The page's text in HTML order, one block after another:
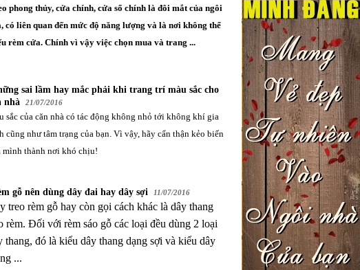
phong thủy, cửa chính, cửa sổ chính là đôi mắt của ngôi
có liên quan đến mức độ năng lượng và là nơi không thể
rèm cửa. Chính vì vậy việc chọn mua và trang ...
sai lầm hay mắc phải khi trang trí màu sắc cho
nhà
21/07/2016
sắc của căn nhà có tác động không nhỏ tới không khí gia
cũng như tâm trạng của bạn. Vì vậy, hãy cẩn thận kẻo biến
mình thành nơi khó chịu!
gỗ nên dùng dây đai hay dây sợi 11/07/2016
treo rèm gỗ hay còn gọi cách khác là dây thang
rèm. Đối với rèm sáo gỗ các loại đều dùng 2 loại
thang, đó là kiểu dây thang dạng sợi và kiểu dây
...